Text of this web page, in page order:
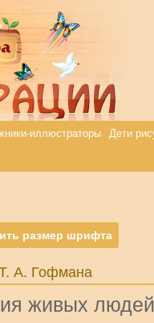
иллюстраторы Дети
размер шрифта
А. Гофмана
живых